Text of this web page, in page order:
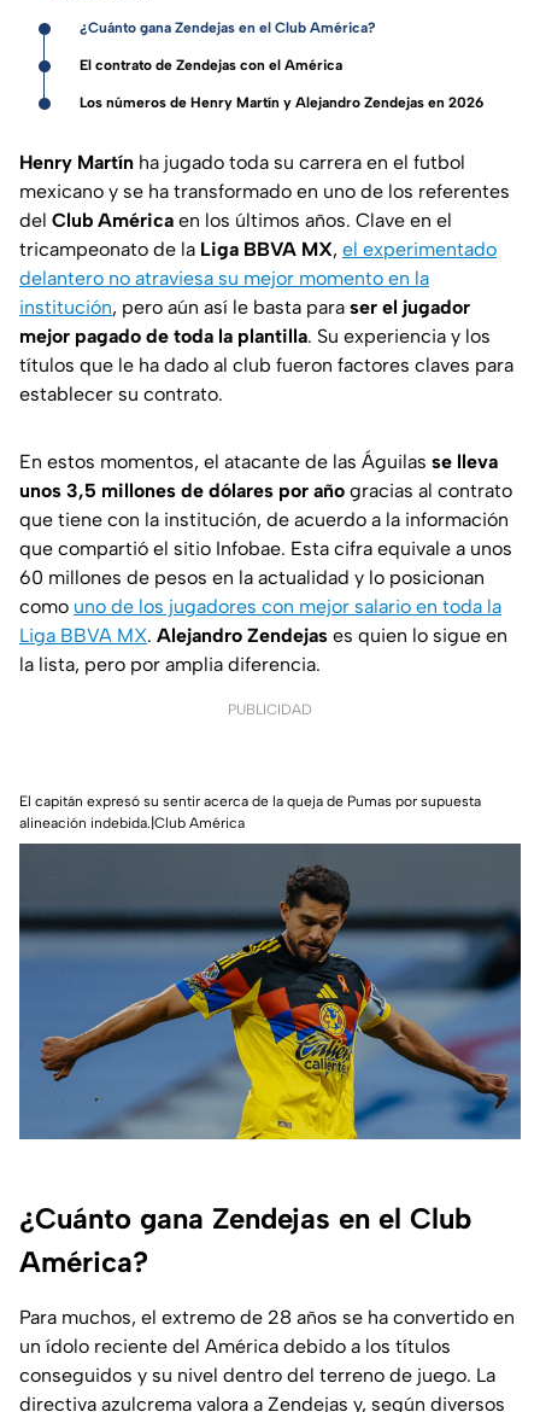
¿Cuánto gana Zendejas en el Club América?
El contrato de Zendejas con el América
Los números de Henry Martín y Alejandro Zendejas en 2026
Henry Martín ha jugado toda su carrera en el futbol
mexicano y se ha transformado en uno de los referentes
del Club América en los últimos años. Clave en el
tricampeonato de la Liga BBVA MX, el experimentado
delantero no atraviesa su mejor momento en la
institución, pero aún así le basta para ser el jugador
mejor pagado de toda la plantilla. Su experiencia y los
títulos que le ha dado al club fueron factores claves para
establecer su contrato.
En estos momentos, el atacante de las Águilas se lleva
unos 3,5 millones de dólares por año gracias al contrato
que tiene con la institución, de acuerdo a la información
que compartió el sitio Infobae. Esta cifra equivale a unos
60 millones de pesos en la actualidad y lo posicionan
como uno de los jugadores con mejor salario en toda la
Liga BBVA MX. Alejandro Zendejas es quien lo sigue en
la lista, pero por amplia diferencia.
PUBLICIDAD
El capitán expresó su sentir acerca de la queja de Pumas por supuesta
alineación indebida.|Club América
¿Cuánto gana Zendejas en el Club
América?
Para muchos, el extremo de 28 años se ha convertido en
un ídolo reciente del América debido a los títulos
conseguidos y su nivel dentro del terreno de juego. La
directiva azulcrema valora a Zendejas y, según diversos